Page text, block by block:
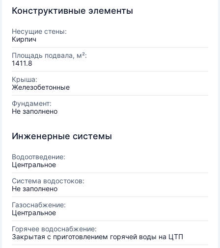
Конструктивные элементы
Несущие стены:
Кирпич
Площадь подвала, м²:
1411.8
Крыша:
Железобетонные
Фундамент:
Не заполнено
Инженерные системы
Водоотведение:
Центральное
Система водостоков:
Не заполнено
Газоснабжение:
Центральное
Горячее водоснабжение:
Закрытая с приготовлением горячей воды на ЦТП